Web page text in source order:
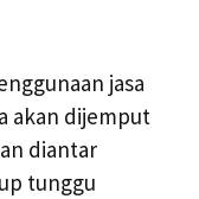
jasa
akan dijemput
diantar
tunggu